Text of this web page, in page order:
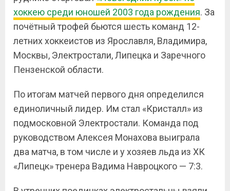
хоккею среди юношей 2003 года рождения. За
почётный трофей бьются шесть команд 12-
летних хоккеистов из Ярославля, Владимира,
Москвы, Электростали, Липецка и Заречного
Пензенской области.
По итогам матчей первого дня определился
единоличный лидер. Им стал «Кристалл» из
подмосковной Электростали. Команда под
руководством Алексея Монахова выиграла
два матча, в том числе и у хозяев льда из ХК
«Липецк» тренера Вадима Навроцкого — 7:3.